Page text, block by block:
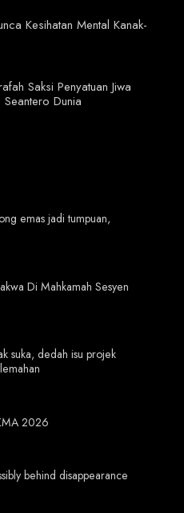
Kesihatan Mental Kanak-
Saksi Penyatuan Jiwa
Seantero Dunia
emas jadi tumpuan,
Di Mahkamah Sesyen
suka, dedah isu projek
2026
behind disappearance